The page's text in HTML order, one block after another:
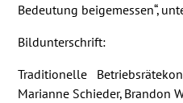
Bedeutung beigemessen“,
Bildunterschrift:
Traditionelle
Marianne Schieder, Brandon